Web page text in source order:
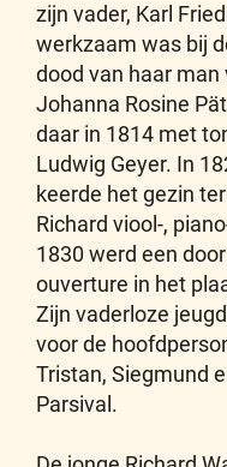
zijn vader, Karl
werkzaam was bij
dood van haar man
Johanna Rosine
daar in 1814 met
Ludwig Geyer. In
keerde het gezin
Richard viool-,
1830 werd een
ouverture in het
Zijn vaderloze
voor de
Tristan, Siegmund
Parsival.